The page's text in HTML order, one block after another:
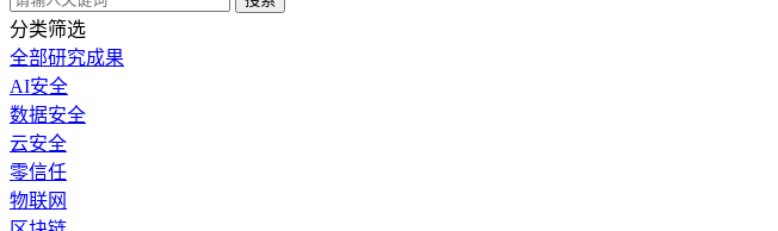
分类筛选
全部研究成果
AI安全
数据安全
云安全
零信任
物联网